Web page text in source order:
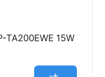
TA200EWE 15W